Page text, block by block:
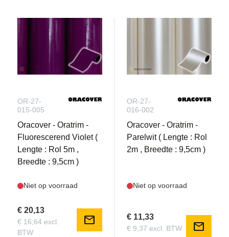
OR-27-
015-005
Oracover - Oratrim -
Fluorescerend Violet (
Lengte : Rol 5m ,
Breedte : 9,5cm )
Niet op voorraad
€ 20,13
€ 16,64 excl.
BTW
mail
OR-27-
016-002
Oracover - Oratrim -
Parelwit ( Lengte : Rol
2m , Breedte : 9,5cm )
Niet op voorraad
€ 11,33
€ 9,37 excl. BTW mail